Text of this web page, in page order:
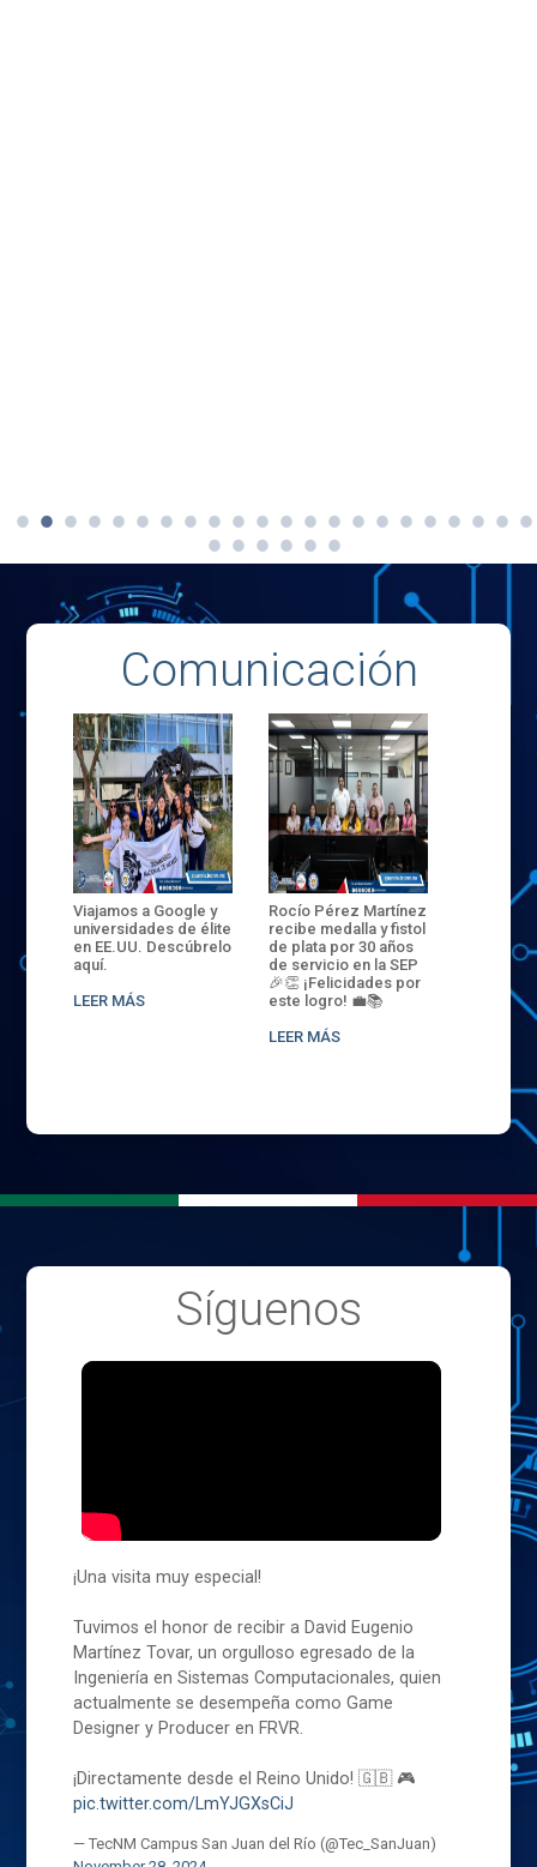
Comunicación
Viajamos a Google y
universidades de élite
en EE.UU. Descúbrelo
aquí.
LEER MÁS
Rocío Pérez Martínez
recibe medalla y fistol
de plata por 30 años
de servicio en la SEP
🎉👏 ¡Felicidades por
este logro! 💼📚
LEER MÁS
ENECB-
del
batalla.
32
sede
Síguenos
¡Una visita muy especial!
Tuvimos el honor de recibir a David Eugenio
Martínez Tovar, un orgulloso egresado de la
Ingeniería en Sistemas Computacionales, quien
actualmente se desempeña como Game
Designer y Producer en FRVR.
¡Directamente desde el Reino Unido! 🇬🇧 🎮
pic.twitter.com/LmYJGXsCiJ
— TecNM Campus San Juan del Río (@Tec_SanJuan)